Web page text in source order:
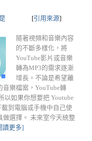
[引用來源]
隨著視頻和音樂內容
的不斷多樣化，將
YouTube影片或音樂
轉為MP3的需求逐漸
增長。不論是希望離
樂檔案，YouTube轉
以如果你想要把 Youtube
載到電腦或手機中自己使
做選擇。 未來室今天統整
讀更多]